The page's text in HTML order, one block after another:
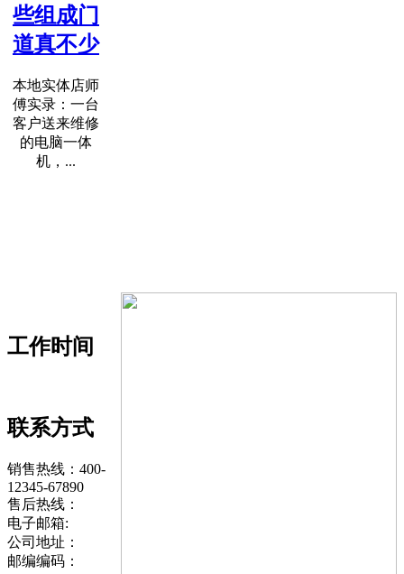
些组成门
道真不少
本地实体店师
傅实录：一台
客户送来维修
的电脑一体
机，...
工作时间
联系方式
销售热线：400-
12345-67890
售后热线：
电子邮箱:
公司地址：
邮编编码：